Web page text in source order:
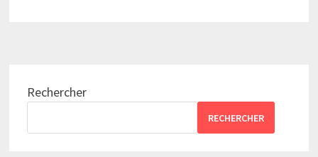
Rechercher
RECHERCHER